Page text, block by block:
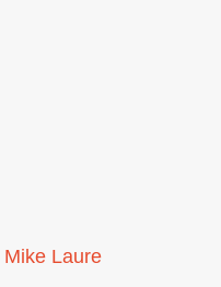
Mike Laure